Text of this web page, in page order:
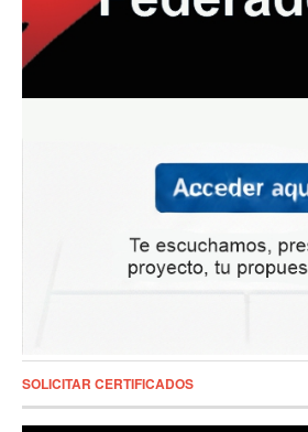
SOLICITAR CERTIFICADOS